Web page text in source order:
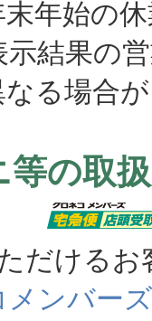
年始の
示結果の
る場合が
等の取
だけるお
メンバーズ